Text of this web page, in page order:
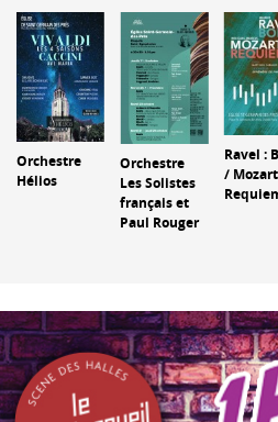
Orchestre
Hélios
Orchestre
Les Solistes
français et
Paul Rouger
Ravel :
/